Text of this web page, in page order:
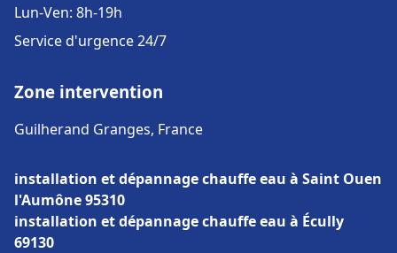
Lun-Ven: 8h-19h
Service d'urgence 24/7
Zone intervention
Guilherand Granges, France
installation et dépannage chauffe eau à Saint Ouen
l'Aumône 95310
installation et dépannage chauffe eau à Écully
69130